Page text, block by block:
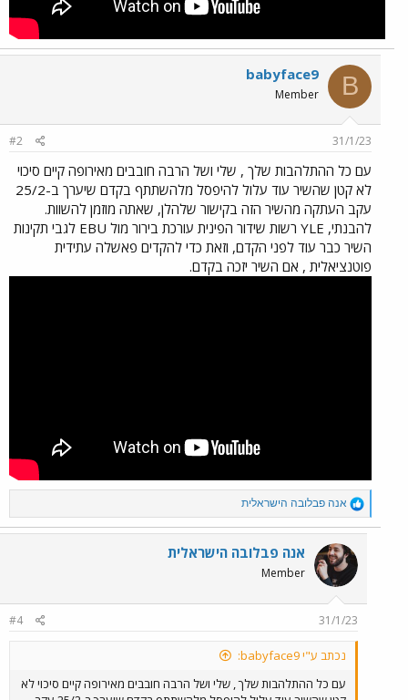
B
babyface9
Member
31/1/23
#2
עם כל ההתלהבות שלך , שלי ושל הרבה חובבים מאירופה קיים סיכוי
לא קטן שהשיר עוד עלול להיפסל מלהשתתף בקדם שיערך ב-25/2
עקב העתקה מהשיר הזה בקישור שלהלן, שאתה מוזמן להשוות.
להבנתי, YLE רשות שידור הפינית עורכת בירור מול EBU לגבי תקינות
השיר כבר עוד לפני הקדם, וזאת כדי להקדים פאשלה עתידית
פוטנציאלית , אם השיר יזכה בקדם.
R
e
a
c
t
o
n
s
אנה פבלובה הישראלית
אנה פבלובה הישראלית
Member
31/1/23
#4
נכתב ע"י babyface9:
עם כל ההתלהבות שלך , שלי ושל הרבה חובבים מאירופה קיים סיכוי לא